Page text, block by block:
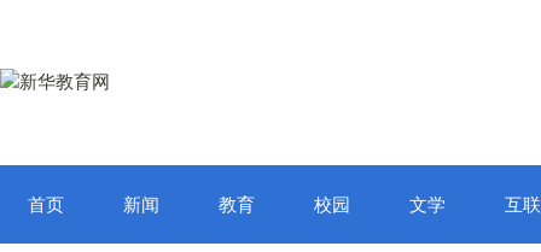
首页 新闻 教育 校园 文学 互